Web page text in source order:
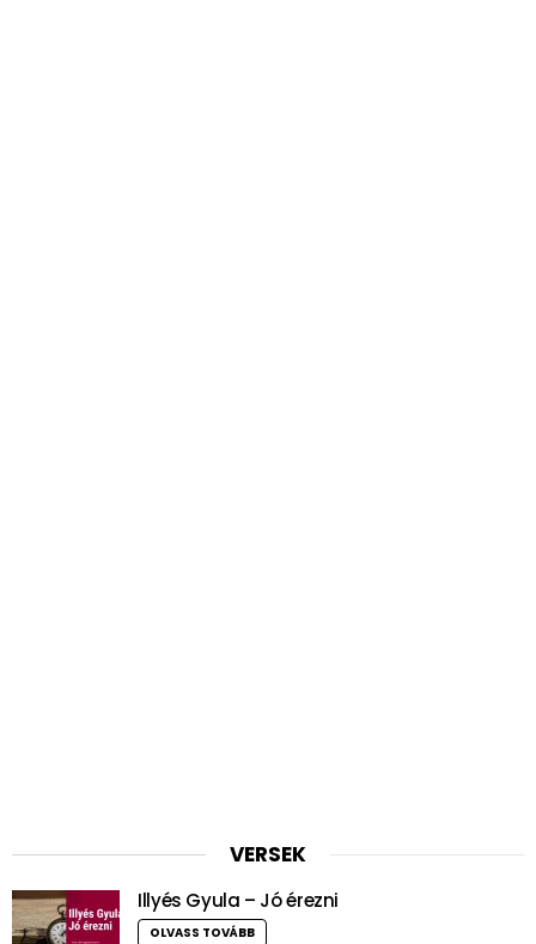
VERSEK
Illyés Gyula – Jó érezni
OLVASS TOVÁBB